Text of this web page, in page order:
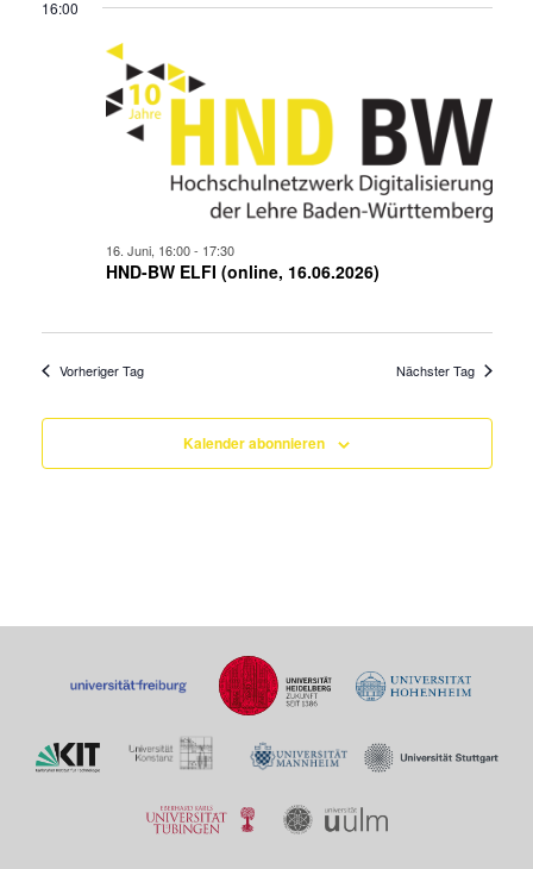
16:00
HND-BW ELFI (online, 16.06.2026)
16. Juni, 16:00- 17:30
Vorheriger Tag Nächster Tag
Kalender abonnieren